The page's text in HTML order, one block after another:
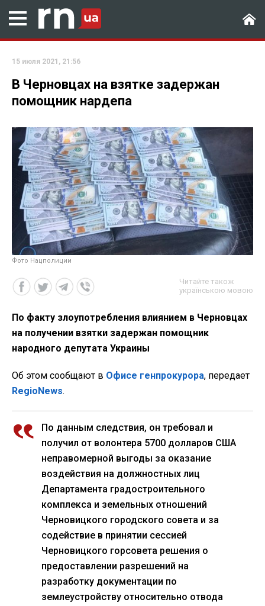
15 июля 2021, 21:56
В Черновцах на взятке задержан
помощник нардепа
Фото Нацполиции
Читайте також
українською мовою
По факту злоупотребления влиянием в Черновцах
на получении взятки задержан помощник
народного депутата Украины
Об этом сообщают в Офисе генпрокурора, передает
RegioNews.
По данным следствия, он требовал и
получил от волонтера 5700 долларов США
неправомерной выгоды за оказание
воздействия на должностных лиц
Департамента градостроительного
комплекса и земельных отношений
Черновицкого городского совета и за
содействие в принятии сессией
Черновицкого горсовета решения о
предоставлении разрешений на
разработку документации по
землеустройству относительно отвода